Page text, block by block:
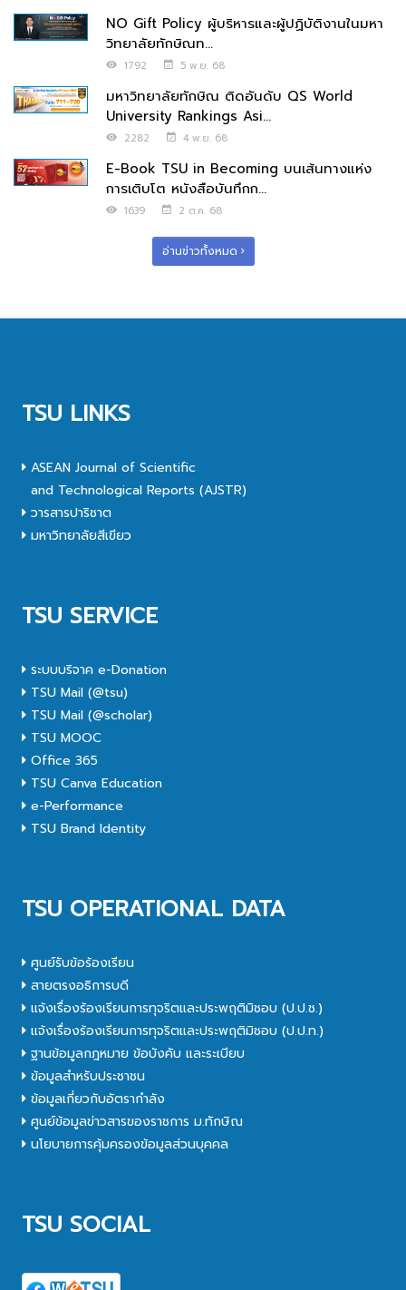
NO Gift Policy ผู้บริหารและผู้ปฏิบัติงานในมหา
วิทยาลัยทักษิณท...
1792 5 พ.ย. 68
มหาวิทยาลัยทักษิณ ติดอันดับ QS World
University Rankings Asi...
2282 4 พ.ย. 68
E-Book TSU in Becoming บนเส้นทางแห่ง
การเติบโต หนังสือบันทึกก...
1639 2 ต.ค. 68
อ่านข่าวทั้งหมด
TSU LINKS
ASEAN Journal of Scientific
and Technological Reports (AJSTR)
วารสารปาริชาต
มหาวิทยาลัยสีเขียว
TSU SERVICE
ระบบบริจาค e-Donation
TSU Mail (@tsu)
TSU Mail (@scholar)
TSU MOOC
Office 365
TSU Canva Education
e-Performance
TSU Brand Identity
TSU OPERATIONAL DATA
ศูนย์รับข้อร้องเรียน
สายตรงอธิการบดี
แจ้งเรื่องร้องเรียนการทุจริตและประพฤติมิชอบ (ป.ป.ช.)
แจ้งเรื่องร้องเรียนการทุจริตและประพฤติมิชอบ (ป.ป.ท.)
ฐานข้อมูลกฎหมาย ข้อบังคับ และระเบียบ
ข้อมูลสำหรับประชาชน
ข้อมูลเกี่ยวกับอัตรากำลัง
ศูนย์ข้อมูลข่าวสารของราชการ ม.ทักษิณ
นโยบายการคุ้มครองข้อมูลส่วนบุคคล
TSU SOCIAL